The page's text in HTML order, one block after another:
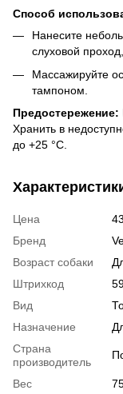
Способ
Нанесите
слуховой
Массажируйте
тампоном.
Предостережение:
Хранить в
до +25 °C.
Цена
Бренд
Возраст собаки
Штрихкод
Вид
Назначение
Страна
производитель
Вес